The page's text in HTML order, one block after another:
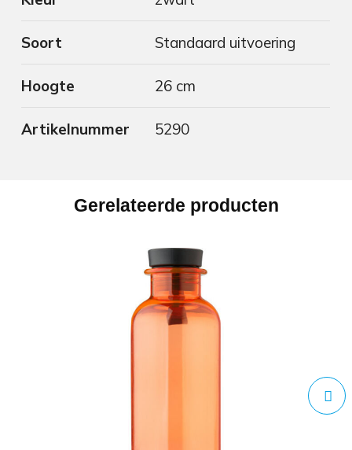
Soort Standaard uitvoering
Hoogte 26 cm
Artikelnummer 5290
Gerelateerde producten